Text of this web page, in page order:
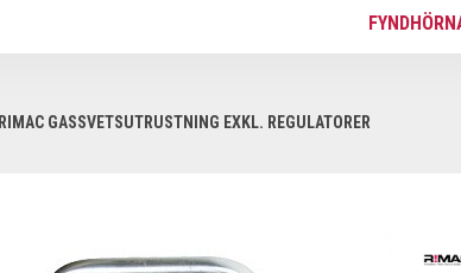
RIMAC GASSVETSUTRUSTNING EXKL. REGULATORER